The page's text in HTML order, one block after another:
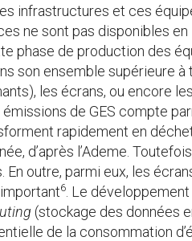
infrastructures et ces
ne sont pas disponibles
phase de production des
son ensemble supérieure à
les écrans, ou encore
de GES compte
rapidement en
d’après l’Ademe.
outre, parmi eux, les
6 . Le
(stockage des données
de la consommation